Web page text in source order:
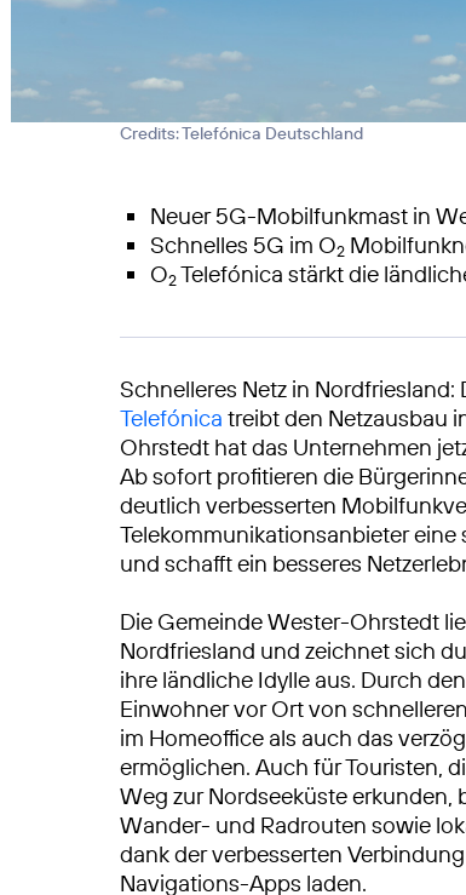
Credits: Telefónica Deutschland
Neuer 5G-Mobilfunkmast in
Schnelles 5G im O2
O2Telefónica stärkt die
Schnelleres Netz in Nordfriesland:
Telefónica treibt den Netzausbau
Ohrstedt hat das Unternehmen
Ab sofort profitieren die
deutlich verbesserten
Telekommunikationsanbieter
und schafft ein besseres
Die Gemeinde Wester-Ohrstedt
Nordfriesland und zeichnet sich
ihre ländliche Idylle aus. Durch
Einwohner vor Ort von
im Homeoffice als auch das
ermöglichen. Auch für Touristen,
Weg zur Nordseeküste erkunden,
Wander- und Radrouten sowie
dank der verbesserten
Navigations-Apps laden.